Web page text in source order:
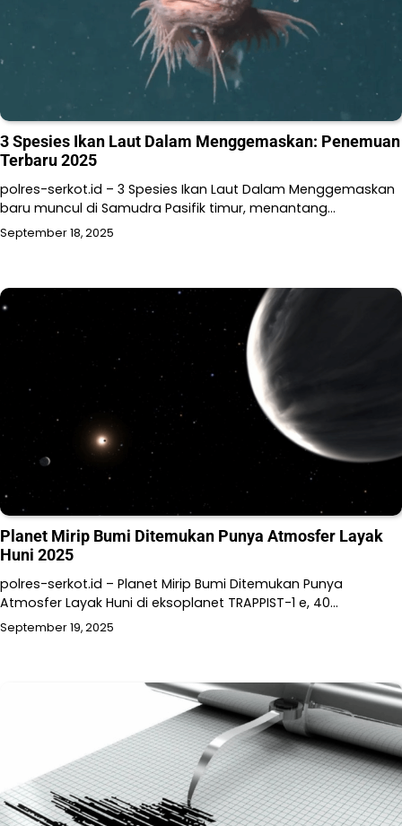
3 Spesies Ikan Laut Dalam Menggemaskan: Penemuan
Terbaru 2025
polres-serkot.id – 3 Spesies Ikan Laut Dalam Menggemaskan
baru muncul di Samudra Pasifik timur, menantang…
September 18, 2025
Planet Mirip Bumi Ditemukan Punya Atmosfer Layak
Huni 2025
polres-serkot.id – Planet Mirip Bumi Ditemukan Punya
Atmosfer Layak Huni di eksoplanet TRAPPIST-1 e, 40…
September 19, 2025